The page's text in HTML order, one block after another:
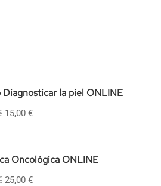
Diagnosticar la piel ONLINE
15,00 €
Oncológica ONLINE
25,00 €